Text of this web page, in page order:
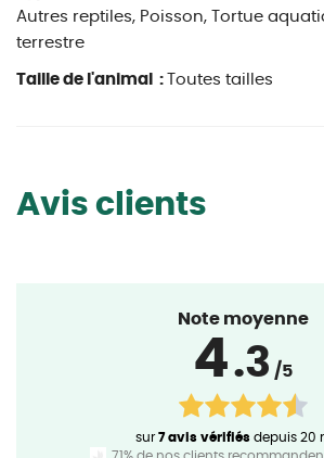
Autres reptiles, Poisson, Tortue
terrestre
Taille de l'animal : Toutes tailles
Avis clients
Note moyenne
4.3 /5
sur7 avis vérifiés depuis 20